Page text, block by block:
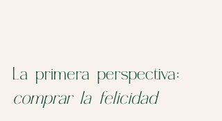
La primera perspectiva:
comprar la felicidad